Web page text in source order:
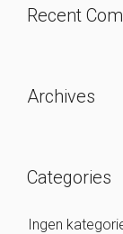
Recent
Archives
Categories
Ingen